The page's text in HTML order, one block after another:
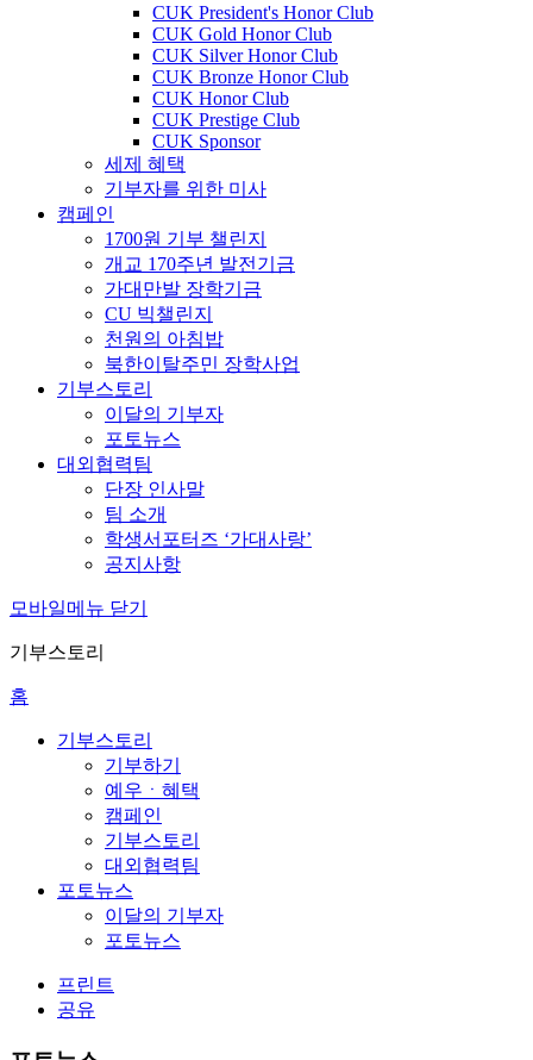
CUK President's Honor Club
CUK Gold Honor Club
CUK Silver Honor Club
CUK Bronze Honor Club
CUK Honor Club
CUK Prestige Club
CUK Sponsor
세제 혜택
기부자를 위한 미사
캠페인
1700원 기부 챌린지
개교 170주년 발전기금
가대만발 장학기금
CU 빅챌린지
천원의 아침밥
북한이탈주민 장학사업
기부스토리
이달의 기부자
포토뉴스
대외협력팀
단장 인사말
팀 소개
학생서포터즈 ‘가대사랑’
공지사항
모바일메뉴 닫기
기부스토리
홈
기부스토리
기부하기
예우ㆍ혜택
캠페인
기부스토리
대외협력팀
포토뉴스
이달의 기부자
포토뉴스
프린트
공유